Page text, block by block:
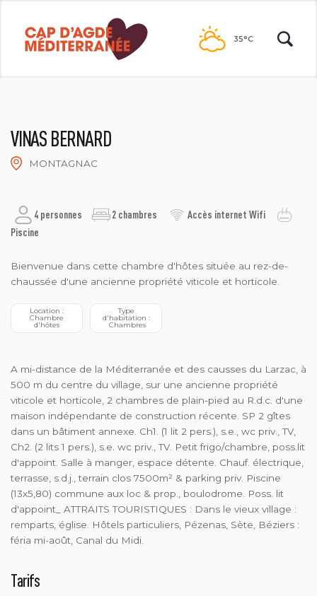
contenu
35°C
VINAS BERNARD
MONTAGNAC
4 personnes 2 chambres
Accès internet Wifi
Piscine
Bienvenue dans cette chambre d'hôtes située au rez-de-
chaussée d'une ancienne propriété viticole et horticole.
Location :
d'hôtes
Type
d'habitation :
Chambres
A mi-distance de la Méditerranée et des causses du Larzac, à
500 m du centre du village, sur une ancienne propriété
viticole et horticole, 2 chambres de plain-pied au R.d.c. d'une
maison indépendante de construction récente. SP 2 gîtes
dans un bâtiment annexe. Ch1. (1 lit 2 pers.), s.e., wc priv., TV,
Ch2. (2 lits 1 pers.), s.e. wc priv., TV. Petit frigo/chambre, poss.lit
d'appoint. Salle à manger, espace détente. Chauf. électrique,
terrasse, s.d.j., terrain clos 7500m² & parking priv. Piscine
(13x5,80) commune aux loc & prop., boulodrome. Poss. lit
d'appoint_ ATTRAITS TOURISTIQUES : Dans le vieux village :
remparts, église. Hôtels particuliers, Pézenas, Sète, Béziers :
féria mi-août, Canal du Midi.
Tarifs